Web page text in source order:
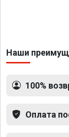
Наши
100%
Оплата